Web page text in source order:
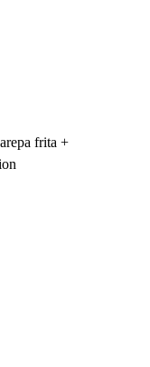
frita +